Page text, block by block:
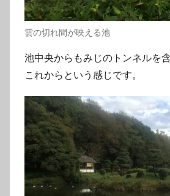
雲の切れ間が映える池
池中央からもみじのトンネルを
これからという感じです。